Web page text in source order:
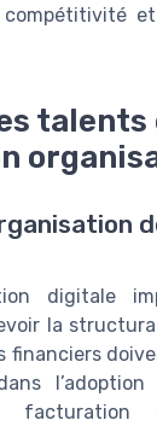
talents
digitale
la
financiers
facturation